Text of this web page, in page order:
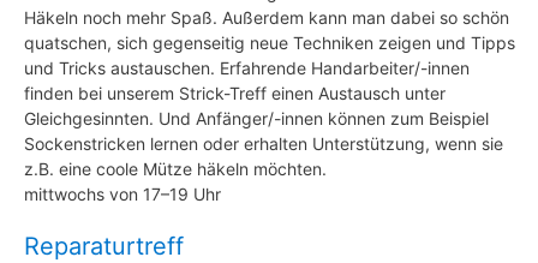
Häkeln noch mehr Spaß. Außerdem kann man dabei so schön
quatschen, sich gegenseitig neue Techniken zeigen und Tipps
und Tricks austauschen. Erfahrende Handarbeiter/-innen
finden bei unserem Strick-Treff einen Austausch unter
Gleichgesinnten. Und Anfänger/-innen können zum Beispiel
Sockenstricken lernen oder erhalten Unterstützung, wenn sie
z.B. eine coole Mütze häkeln möchten.
mittwochs von 17–19 Uhr
Reparaturtreff